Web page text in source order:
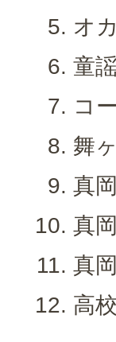
オ
童
コ
舞
真
真
真
高